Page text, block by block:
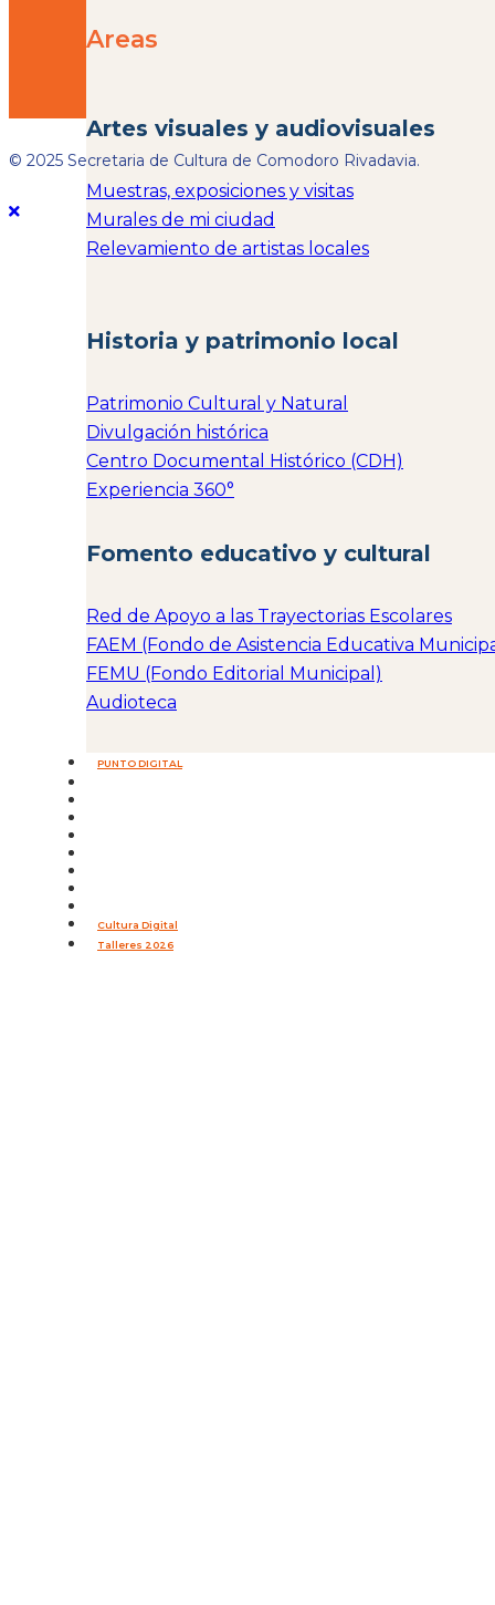
Areas
Artes visuales y audiovisuales
Muestras, exposiciones y visitas
Murales de mi ciudad
Relevamiento de artistas locales
Historia y patrimonio local
Patrimonio Cultural y Natural
Divulgación histórica
Centro Documental Histórico (CDH)
Experiencia 360°
Fomento educativo y cultural
Red de Apoyo a las Trayectorias Escolares
FAEM (Fondo de Asistencia Educativa
FEMU (Fondo Editorial Municipal)
Audioteca
PUNTO DIGITAL
Cultura Digital
Talleres 2026
© 2025 Secretaria de Cultura de Comodoro Rivadavia.